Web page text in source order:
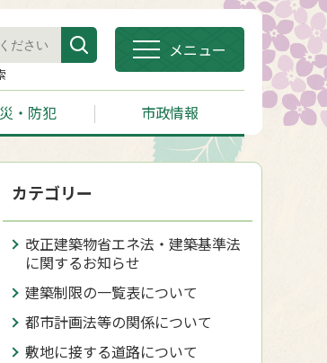
メニュー
・防犯 市政情報
カテゴリー
改正建築物省エネ法・建築基準法
に関するお知らせ
建築制限の一覧表について
都市計画法等の関係について
敷地に接する道路について